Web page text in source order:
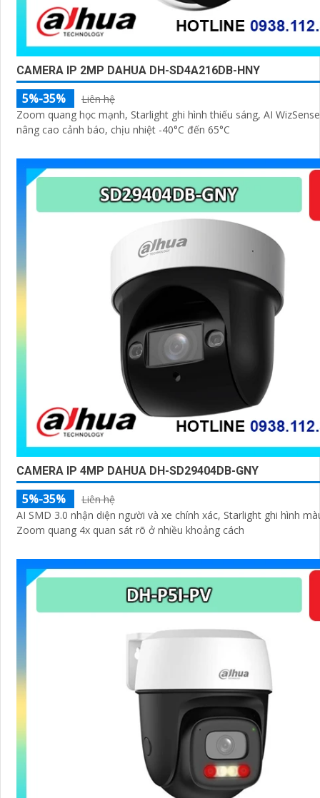
CAMERA IP 2MP DAHUA DH-SD4A216DB-HNY
5%-35%
Liên hệ
Zoom quang học mạnh, Starlight ghi hình thiếu sáng, AI
nâng cao cảnh báo, chịu nhiệt -40°C đến 65°C
CAMERA IP 4MP DAHUA DH-SD29404DB-GNY
5%-35%
Liên hệ
AI SMD 3.0 nhận diện người và xe chính xác, Starlight ghi hình
Zoom quang 4x quan sát rõ ở nhiều khoảng cách